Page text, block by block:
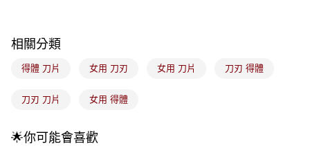
【大哥付你分期使用說明】
2.付款方式選擇「大哥付你分期」，訂單成立後會自動跳轉到大哥付的交易
成交易。
消。如遇「轉專審核」未通過狀況，表示未達大哥付你分期系統評分，恕無
每筆NT$100，滿NT$899(含以上)免運費
相關分類
得體 刀片 女用 刀刃 女用 刀片 刀刃 得體
刀刃 刀片 女用 得體
🌟你可能會喜歡